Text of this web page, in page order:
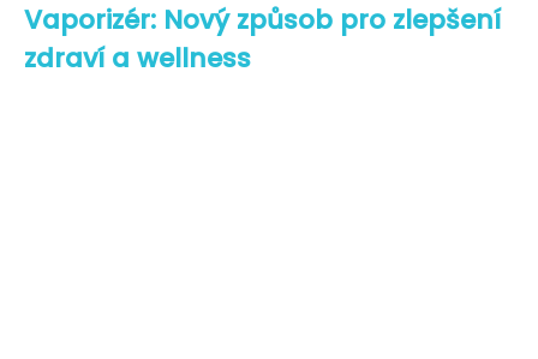
Vaporizér: Nový způsob pro zlepšení
zdraví a wellness